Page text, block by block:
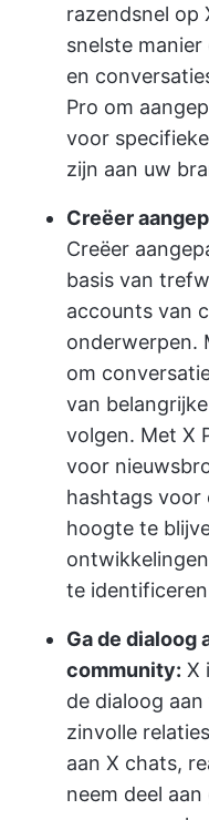
razendsnel op
snelste
en
Pro om
voor
zijn aan uw
Creëer
Creëer
basis van
accounts van
onderwerpen.
om
van
volgen. Met X
voor
hashtags voor
hoogte te
te identificeren
Ga de dialoog
community: X
de dialoog
zinvolle
aan X chats,
neem deel